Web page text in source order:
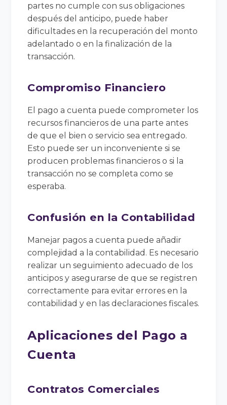
partes no cumple con sus obligaciones
después del anticipo, puede haber
dificultades en la recuperación del monto
adelantado o en la finalización de la
transacción.
Compromiso Financiero
El pago a cuenta puede comprometer los
recursos financieros de una parte antes
de que el bien o servicio sea entregado.
Esto puede ser un inconveniente si se
producen problemas financieros o si la
transacción no se completa como se
esperaba.
Confusión en la Contabilidad
Manejar pagos a cuenta puede añadir
complejidad a la contabilidad. Es necesario
realizar un seguimiento adecuado de los
anticipos y asegurarse de que se registren
correctamente para evitar errores en la
contabilidad y en las declaraciones fiscales.
Aplicaciones del Pago a
Cuenta
Contratos Comerciales